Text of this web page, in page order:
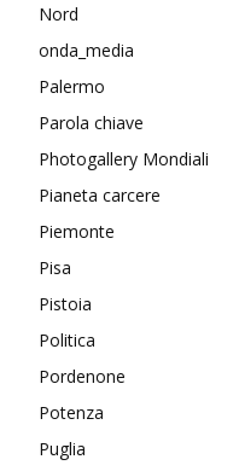
Nord
onda_media
Palermo
Parola chiave
Photogallery Mondiali
Pianeta carcere
Piemonte
Pisa
Pistoia
Politica
Pordenone
Potenza
Puglia